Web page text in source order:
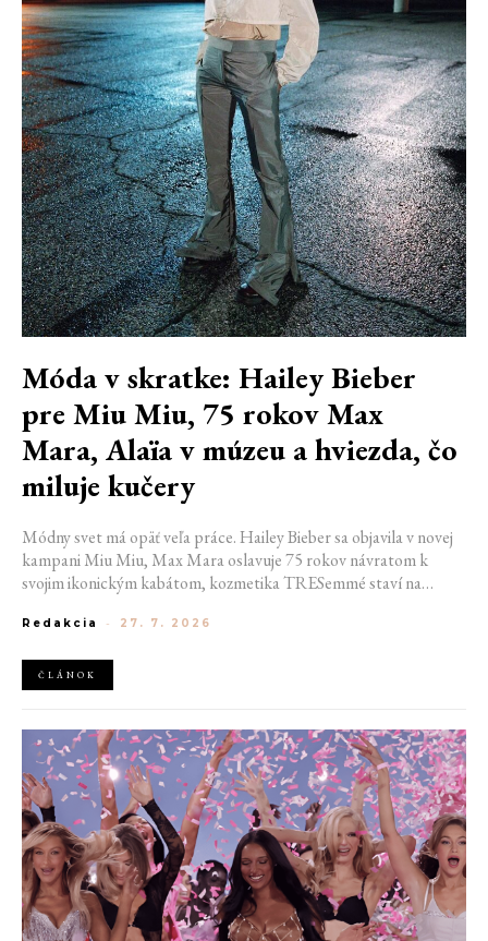
Móda v skratke: Hailey Bieber
pre Miu Miu, 75 rokov Max
Mara, Alaïa v múzeu a hviezda, čo
miluje kučery
Módny svet má opäť veľa práce. Hailey Bieber sa objavila v novej
kampani Miu Miu, Max Mara oslavuje 75 rokov návratom k
svojim ikonickým kabátom, kozmetika TRESemmé staví na
a v San Franciscu pripravujú prvú veľkú americkú retrospektívu
Redakcia - 27. 7. 2026
ČLÁNOK